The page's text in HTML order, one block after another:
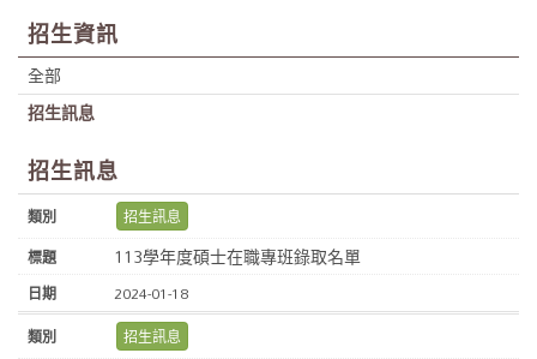
招生資訊
全部
招生訊息
招生訊息
招生訊息
113學年度碩士在職專班錄取名單
2024-01-18
招生訊息